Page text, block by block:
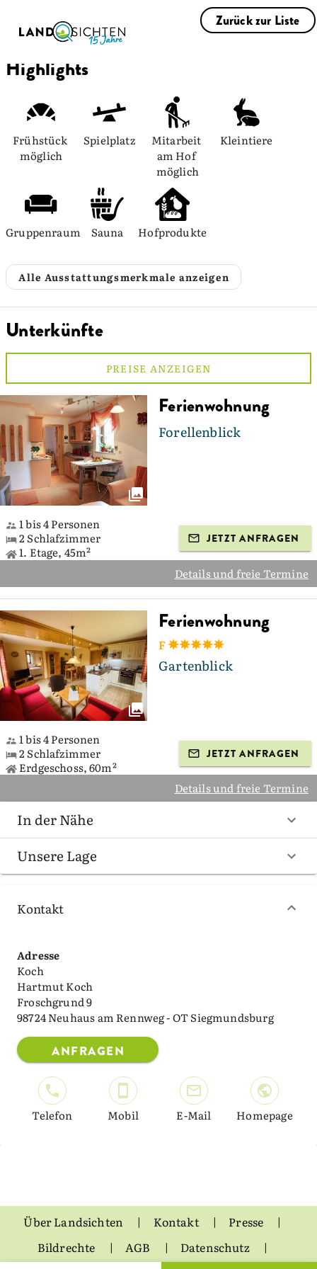
Zurück zur Liste
Highlights
Frühstück
möglich
Spielplatz
Mitarbeit
am Hof
möglich
Kleintiere
Gruppenraum Sauna Hofprodukte
Alle Ausstattungsmerkmale anzeigen
Unterkünfte
PREISE ANZEIGEN
Ferienwohnung
Forellenblick
1 bis 4 Personen
2 Schlafzimmer
1. Etage, 45m²
JETZT ANFRAGEN
Details und freie Termine
Ferienwohnung
F
Gartenblick
1 bis 4 Personen
2 Schlafzimmer
Erdgeschoss, 60m²
JETZT ANFRAGEN
Details und freie Termine
In der Nähe
Unsere Lage
Kontakt
Adresse
Koch
Hartmut Koch
Froschgrund 9
98724 Neuhaus am Rennweg - OT Siegmundsburg
ANFRAGEN
Telefon Mobil E-Mail Homepage
Über Landsichten Kontakt
Presse
Bildrechte
AGB
Datenschutz